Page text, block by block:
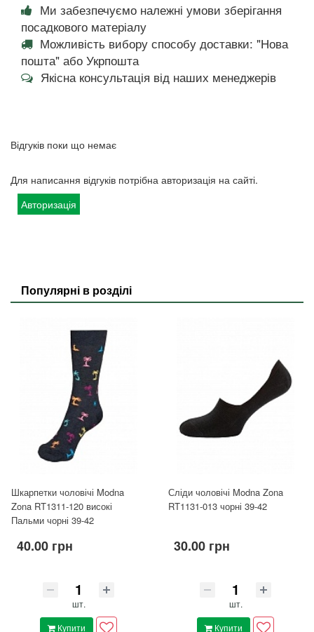
Ми забезпечуємо належні умови зберігання
посадкового матеріалу
Можливість вибору способу доставки: "Нова
пошта" або Укрпошта
Якісна консультація від наших менеджерів
Відгуків поки що немає
Для написання відгуків потрібна авторизація на сайті.
Авторизація
Популярні в розділі
Шкарпетки чоловічі Modna
Zona RT1311-120 високі
Пальми чорні 39-42
40.00 грн
шт.
Купити
Сліди чоловічі Modna Zona
RT1131-013 чорні 39-42
30.00 грн
шт.
Купити